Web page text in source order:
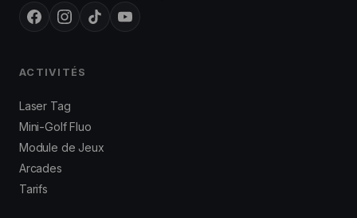
ACTIVITÉS
Laser Tag
Mini-Golf Fluo
Module de Jeux
Arcades
Tarifs